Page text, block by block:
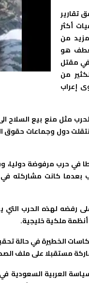
تقارير
أكثر
من
هو
في مقتل
وتندد الكثير من
إعراب
مثل منع بيع السلاح
دول وجماعات حقوق
في حرب مرفوضة دوليا،
بعدما كانت مشاركته
رفضه لهذه الحرب
أنظمة ملكية خليجية.
الخطيرة في حالة
مستقبلا على ملف
العربية السعودية